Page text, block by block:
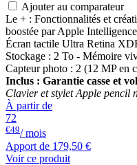
Ajouter au comparateur
Le + : Fonctionnalités et
boostée par Apple Intelligence
Écran tactile Ultra Retina
Stockage : 2 To - Mémoire
Capteur photo : 2 (12 MP en
Inclus : Garantie casse et
Clavier et stylet Apple pencil
À partir de
72
€49/ mois
Apport de 179,50 €
Voir ce produit